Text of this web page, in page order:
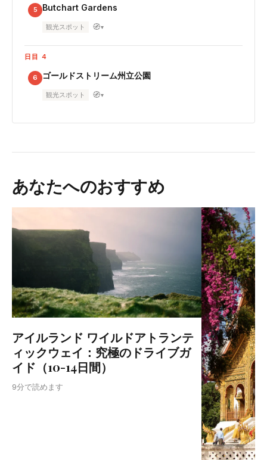
5 Butchart Gardens
観光スポット 🧭▾
日目 4
6 ゴールドストリーム州立公園
観光スポット 🧭▾
あなたへのおすすめ
アイルランド ワイルドアトランテ
ィックウェイ：究極のドライブガ
イド（10-14日間）
9分で読めます